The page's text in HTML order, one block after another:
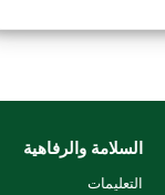
السلامة والرفاهية
التعليمات